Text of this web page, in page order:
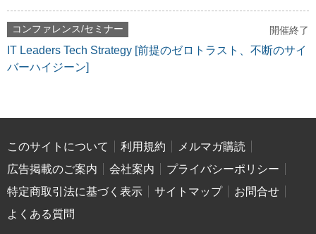
コンファレンス/セミナー 開催終了
IT Leaders Tech Strategy [前提のゼロトラスト、不断のサイ
バーハイジーン]
このサイトについて 利用規約
メルマガ購読
広告掲載のご案内
会社案内
プライバシーポリシー
特定商取引法に基づく表示
サイトマップ
お問合せ
よくある質問